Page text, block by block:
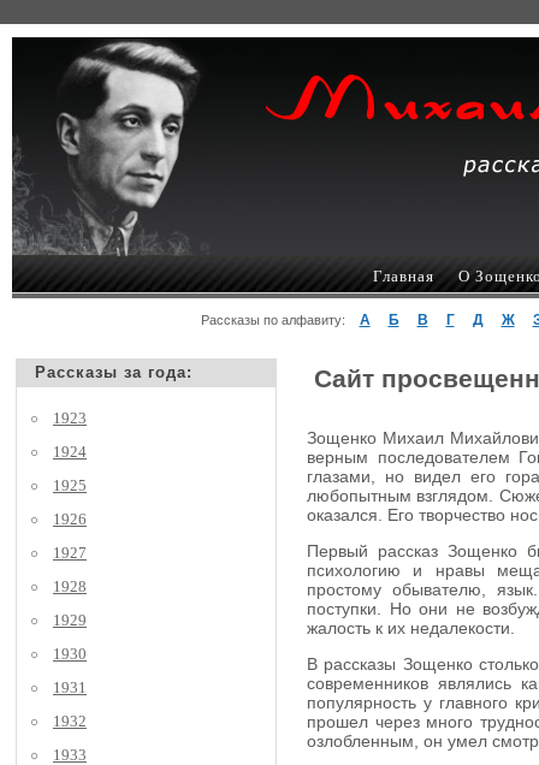
Главная О
Рассказы по алфавиту: А Б В Г Д Ж
Рассказы за года:
1923
1924
1925
1926
1927
1928
1929
1930
1931
1932
1933
Сайт
Зощенко Михаил
верным последователем
глазами, но видел его
любопытным взглядом.
оказался. Его творчество
Первый рассказ Зощенко
психологию и нравы
простому обывателю,
поступки. Но они не
жалость к их недалекости.
В рассказы Зощенко
современников являлись
популярность у главного
прошел через много
озлобленным, он умел